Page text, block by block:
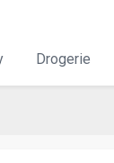
Drogerie